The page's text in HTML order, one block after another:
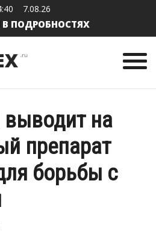
7.08.26
ПОДРОБНОСТЯХ
на
препарат
борьбы с